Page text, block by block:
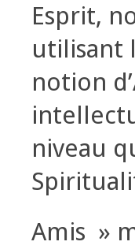
Esprit,
utilisant
notion
niveau
Amis »